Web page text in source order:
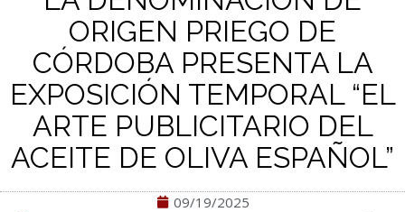
ORIGEN PRIEGO DE
CÓRDOBA PRESENTA LA
EXPOSICIÓN TEMPORAL “EL
ARTE PUBLICITARIO DEL
ACEITE DE OLIVA ESPAÑOL”
09/19/2025